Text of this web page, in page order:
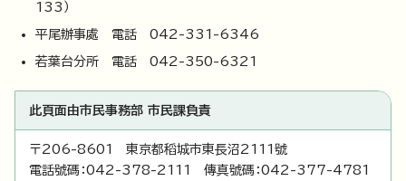
133）
平尾辦事處 電話 042-331-6346
若葉台分所 電話 042-350-6321
此頁面由市民事務部 市民課負責
〒206-8601 東京都稻城市東長沼2111號
電話號碼：042-378-2111 傳真號碼：042-377-4781